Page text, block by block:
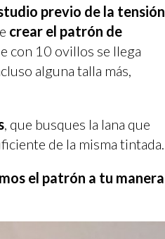
previo de la tensión
crear el patrón de
con 10 ovillos se llega
alguna talla más,
, que busques la lana que
de la misma tintada.
el patrón a tu manera